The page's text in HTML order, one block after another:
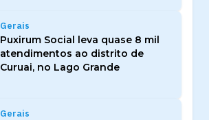
Gerais
Puxirum Social leva quase 8 mil
atendimentos ao distrito de
Curuai, no Lago Grande
Gerais